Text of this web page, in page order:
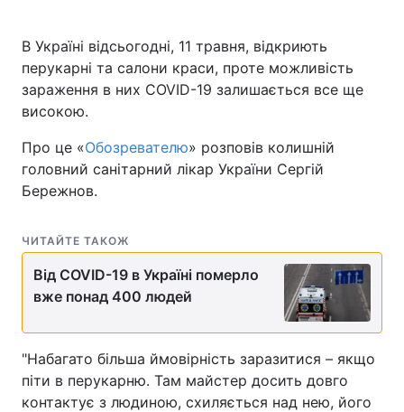
В Україні відсьогодні, 11 травня, відкриють
перукарні та салони краси, проте можливість
зараження в них COVID-19 залишається все ще
високою.
Про це «Обозревателю» розповів колишній
головний санітарний лікар України Сергій
Бережнов.
ЧИТАЙТЕ ТАКОЖ
Від COVID-19 в Україні померло
вже понад 400 людей
"Набагато більша ймовірність заразитися – якщо
піти в перукарню. Там майстер досить довго
контактує з людиною, схиляється над нею, його